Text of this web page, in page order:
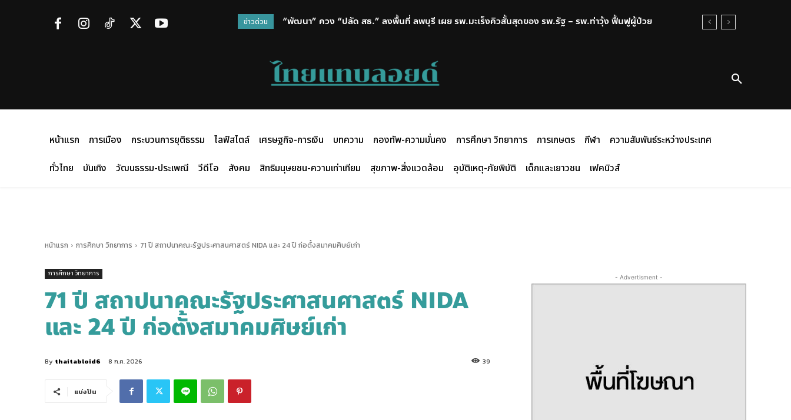
ข่าวด่วน
“พัฒนา” ควง “ปลัด สธ.” ลงพื้นที่ ลพบุรี เผย รพ.มะเร็งคิวสั้นสุดของ รพ.รัฐ – รพ.ท่าวุ้ง ฟื้นฟูผู้ป่วย
“สรศักดิ์” ซัดรัฐบาลทุ่มสุดตัวต้อนรับ มิน อ่อง ไลง์ แต่ได้แค่สัญญาว่างเปล่า ไทยสูญเสียความน่าเชื่อถือใน
หน้าแรก การเมือง กระบวนการยุติธรรม ไลฟ์สไตล์ เศรษฐกิจ-การเงิน บทความ กองทัพ-ความมั่นคง การศึกษา วิทยาการ การเกษตร กีฬา
ความสัมพันธ์ระหว่างประเทศ
ทั่วไทย
บันเทิง วัฒนธรรม-ประเพณี วีดีโอ สังคม สิทธิมนุษยชน-ความเท่าเทียม สุขภาพ-สิ่งแวดล้อม อุบัติเหตุ-ภัยพิบัติ เด็กและเยาวชน เฟคนิวส์
หน้าแรก การศึกษา วิทยาการ 71 ปี สถาปนาคณะรัฐประศาสนศาสตร์ NIDA และ 24 ปี ก่อตั้งสมาคมศิษย์เก่า
การศึกษา วิทยาการ
71 ปี สถาปนาคณะรัฐประศาสนศาสตร์ NIDA
และ 24 ปี ก่อตั้งสมาคมศิษย์เก่า
By thaitabloid6 8 ก.ค. 2026 39
แบ่งปัน
- Advertisment -